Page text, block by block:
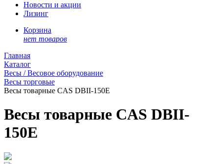
Новости и акции
Лизинг
Корзина
нет товаров
Главная
Каталог
Весы / Весовое оборудование
Весы торговые
Весы товарные CAS DBII-150E
Весы товарные CAS DBII-
150E